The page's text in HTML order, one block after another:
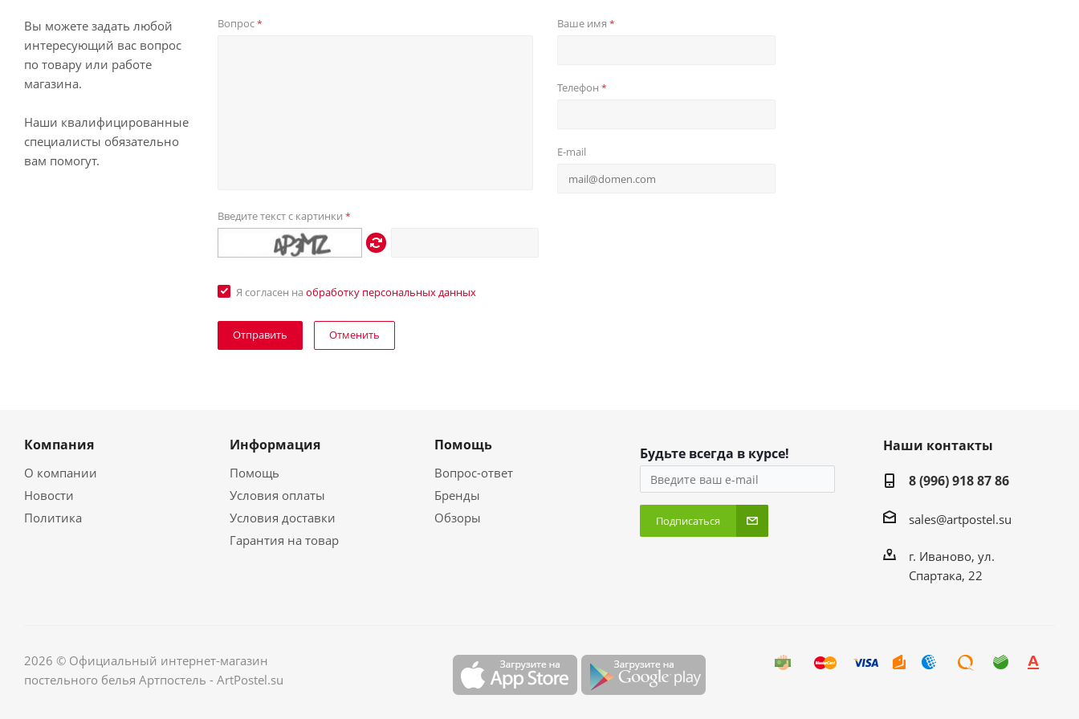
Вы можете задать любой
интересующий вас вопрос
по товару или работе
магазина.
Наши квалифицированные
специалисты обязательно
вам помогут.
Вопрос* Ваше имя *
Телефон *
E-mail
Введите текст с картинки*
Я согласен наобработку персональных данных
Отменить
Компания
О компании
Новости
Политика
Информация
Помощь
Условия оплаты
Условия доставки
Гарантия на товар
Помощь
Вопрос-ответ
Бренды
Обзоры
Будьте всегда в курсе!
Подписаться
Наши контакты
8 (996) 918 87 86
sales@artpostel.su
г. Иваново, ул.
Спартака, 22
2026 © Официальный интернет-магазин
постельного белья Артпостель - ArtPostel.su